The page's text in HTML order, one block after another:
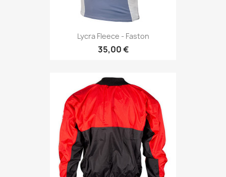
Lycra Fleece - Faston
35,00 €